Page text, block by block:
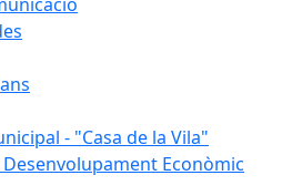
- "Casa de la Vila"
Econòmic